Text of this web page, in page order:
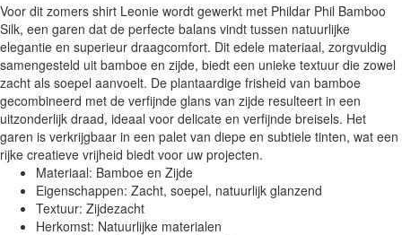
Voor dit zomers shirt Leonie wordt gewerkt met Phildar Phil Bamboo
Silk, een garen dat de perfecte balans vindt tussen natuurlijke
elegantie en superieur draagcomfort. Dit edele materiaal, zorgvuldig
samengesteld uit bamboe en zijde, biedt een unieke textuur die zowel
zacht als soepel aanvoelt. De plantaardige frisheid van bamboe
gecombineerd met de verfijnde glans van zijde resulteert in een
uitzonderlijk draad, ideaal voor delicate en verfijnde breisels. Het
garen is verkrijgbaar in een palet van diepe en subtiele tinten, wat een
rijke creatieve vrijheid biedt voor uw projecten.
Materiaal: Bamboe en Zijde
Eigenschappen: Zacht, soepel, natuurlijk glanzend
Textuur: Zijdezacht
Herkomst: Natuurlijke materialen